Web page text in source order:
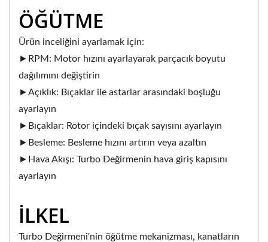
ÖĞÜTME
Ürün inceliğini ayarlamak için:
►RPM: Motor hızını ayarlayarak parçacık boyutu
dağılımını değiştirin
►Açıklık: Bıçaklar ile astarlar arasındaki boşluğu
ayarlayın
►Bıçaklar: Rotor içindeki bıçak sayısını ayarlayın
►Besleme: Besleme hızını artırın veya azaltın
►Hava Akışı: Turbo Değirmenin hava giriş kapısını
ayarlayın
İLKEL
Turbo Değirmeni'nin öğütme mekanizması, kanatların